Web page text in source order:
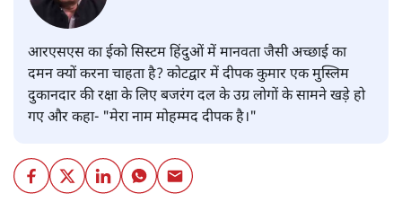
आरएसएस का ईको सिस्टम हिंदुओं में मानवता जैसी अच्छाई का
दमन क्यों करना चाहता है? कोटद्वार में दीपक कुमार एक मुस्लिम
दुकानदार की रक्षा के लिए बजरंग दल के उग्र लोगों के सामने खड़े हो
गए और कहा- "मेरा नाम मोहम्मद दीपक है।"